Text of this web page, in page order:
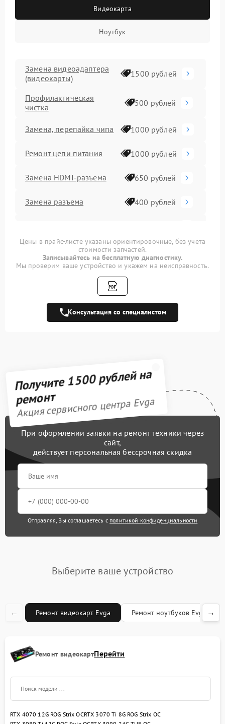
Видеокарта
Ноутбук
Замена видеоадаптера
(видеокарты)
1500 рублей
Профилактическая
чистка
500 рублей
Замена, перепайка чипа 1000 рублей
Ремонт цепи питания 1000 рублей
Замена HDMI-разъема 650 рублей
Замена разъема 400 рублей
Замена медных трубок 800 рублей
Замена чипов памяти
Обновление/
500 рублей
Техническое
обслуживание
видеокарты
550 рублей
Восстановление после
попадания влаги
Замена термопасты 900 рублей
Цены в прайс-листе указаны ориентировочные, без учета
стоимости запчастей.
Записывайтесь на бесплатную диагностику.
Мы проверим ваше устройство и укажем на неисправность.
Консультация со специалистом
Получите 1500 рублей на
ремонт
Акция сервисного центра Evga
При оформлении заявки на ремонт техники через
сайт,
действует персональная бессрочная скидка
Отправляя, Вы соглашаетесь с политикой конфиденциальности
Выберите ваше устройство
← Ремонт видеокарт Evga Ремонт ноутбуков Evga →
Ремонт видеокартПерейти
RTX 4070 12G ROG Strix OCRTX 3070 Ti 8G ROG Strix OC